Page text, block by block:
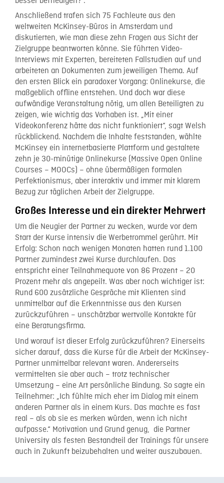
Anschließend trafen sich 75 Fachleute aus den
weltweiten McKinsey-Büros in Amsterdam und
diskutierten, wie man diese zehn Fragen aus Sicht der
Zielgruppe beantworten könne. Sie führten Video-
Interviews mit Experten, bereiteten Fallstudien auf und
arbeiteten an Dokumenten zum jeweiligen Thema. Auf
den ersten Blick ein paradoxer Vorgang: Onlinekurse, die
maßgeblich offline entstehen. Und doch war diese
aufwändige Veranstaltung nötig, um allen Beteiligten zu
zeigen, wie wichtig das Vorhaben ist. „Mit einer
Videokonferenz hätte das nicht funktioniert“, sagt Welsh
rückblickend. Nachdem die Inhalte feststanden, wählte
McKinsey ein internetbasierte Plattform und gestaltete
zehn je 30-minütige Onlinekurse (Massive Open Online
Courses – MOOCs) – ohne übermäßigen formalen
Perfektionismus, aber interaktiv und immer mit klarem
Bezug zur täglichen Arbeit der Zielgruppe.
Großes Interesse und ein direkter Mehrwert
Um die Neugier der Partner zu wecken, wurde vor dem
Start der Kurse intensiv die Werbetrommel gerührt. Mit
Erfolg: Schon nach wenigen Monaten hatten rund 1.100
Partner zumindest zwei Kurse durchlaufen. Das
entspricht einer Teilnahmequote von 86 Prozent – 20
Prozent mehr als angepeilt. Was aber noch wichtiger ist:
Rund 600 zusätzliche Gespräche mit Klienten sind
unmittelbar auf die Erkenntnisse aus den Kursen
zurückzuführen – unschätzbar wertvolle Kontakte für
eine Beratungsfirma.
Und worauf ist dieser Erfolg zurückzuführen? Einerseits
sicher darauf, dass die Kurse für die Arbeit der McKinsey-
Partner unmittelbar relevant waren. Andererseits
vermittelten sie aber auch – trotz technischer
Umsetzung – eine Art persönliche Bindung. So sagte ein
Teilnehmer: „Ich fühlte mich eher im Dialog mit einem
anderen Partner als in einem Kurs. Das machte es fast
real – als ob sie es merken würden, wenn ich nicht
aufpasse.“ Motivation und Grund genug, die Partner
University als festen Bestandteil der Trainings für unsere
auch in Zukunft beizubehalten und weiter auszubauen.